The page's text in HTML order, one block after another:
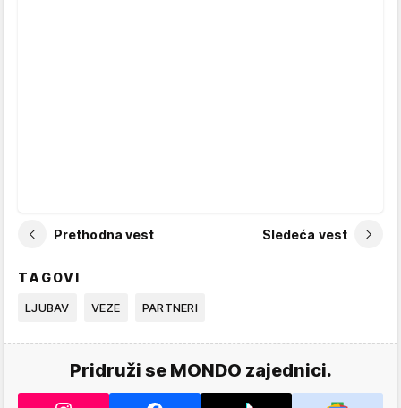
Prethodna vest Sledeća vest
TAGOVI
LJUBAV VEZE PARTNERI
Pridruži se MONDO zajednici.